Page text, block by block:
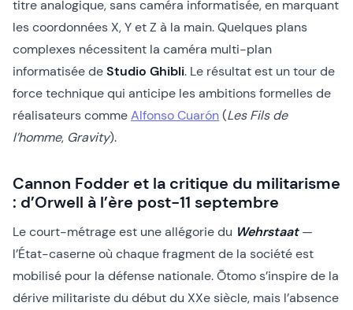
titre analogique, sans caméra informatisée, en marquant
les coordonnées X, Y et Z à la main. Quelques plans
complexes nécessitent la caméra multi-plan
informatisée deStudio Ghibli. Le résultat est un tour de
force technique qui anticipe les ambitions formelles de
réalisateurs commeAlfonso Cuarón(Les Fils de
l’homme, Gravity).
Cannon Fodder et la critique du militarisme
: d’Orwell à l’ère post-11 septembre
Le court-métrage est une allégorie du Wehrstaat—
l’État-caserne où chaque fragment de la société est
mobilisé pour la défense nationale. Ōtomo s’inspire de la
dérive militariste du début du XXe siècle, mais l’absence